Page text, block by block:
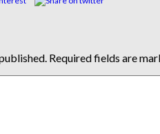
Required fields are